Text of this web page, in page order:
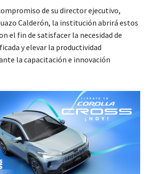
de su director ejecutivo,
Calderón, la institución abrirá estos
el fin de satisfacer la necesidad de
y elevar la productividad
la capacitación e innovación